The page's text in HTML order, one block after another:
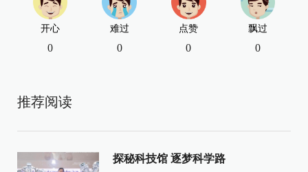
开心
0
难过
0
点赞
0
飘过
0
推荐阅读
探秘科技馆 逐梦科学路